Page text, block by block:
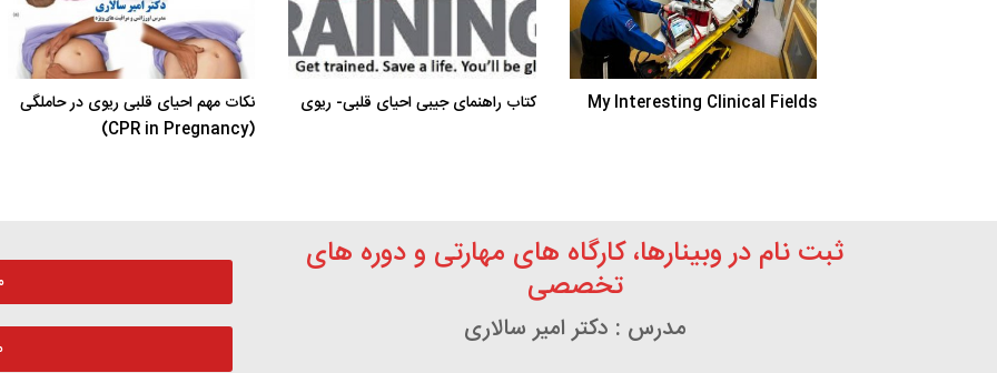
My Interesting Clinical Fields کتاب راهنمای جیبی احیای قلبی- ریوی
نکات مهم احیای قلبی ریوی در حاملگی
(CPR in Pregnancy)
ثبت نام در وبینارها، کارگاه های مهارتی و دوره های
تخصصی
مدرس : دکتر امیر سالاری